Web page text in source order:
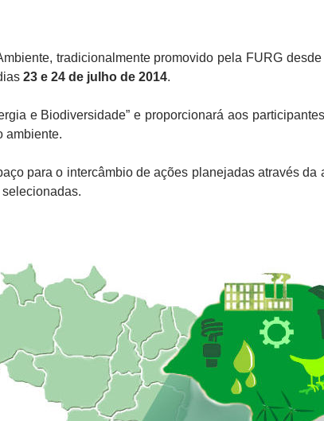
tradicionalmente promovido pela FURG
23 e 24 de julho de 2014.
e Biodiversidade” e proporcionará aos
ambiente.
para o intercâmbio de ações planejadas através
selecionadas.